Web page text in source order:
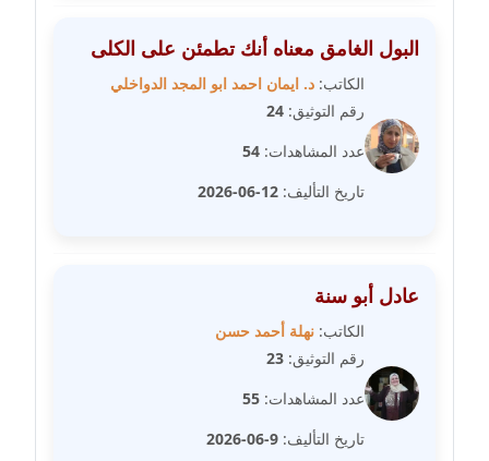
مدونة رشا ماهر
مدونة رشيد سبابو
عاملة
مدونة رهام معلا
مدونة ريهام الخميسي
عاملة
البول الغامق معناه أنك تطمئن على الكلى
الكاتب: د. ايمان احمد ابو المجد الدواخلي
رقم التوثيق: 24
عدد المشاهدات: 54
تاريخ التأليف: 12-06-2026
عادل أبو سنة
الكاتب: نهلة أحمد حسن
رقم التوثيق: 23
عدد المشاهدات: 55
تاريخ التأليف: 9-06-2026